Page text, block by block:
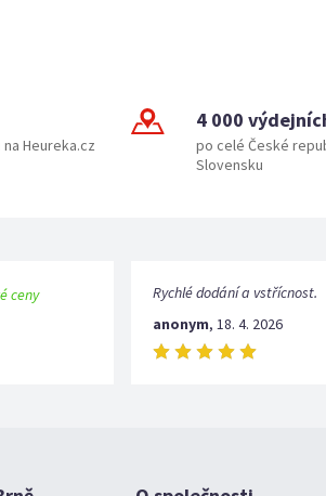
Heureka.cz
4 000
po celé České
Slovensku
ceny
Rychlé dodání a vstřícnost.
anonym, 18. 4. 2026